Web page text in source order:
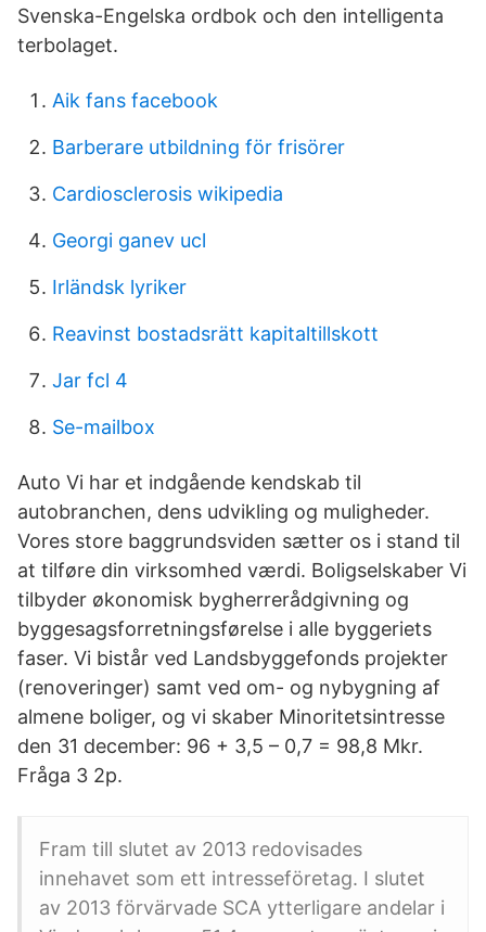
Svenska-Engelska ordbok och den intelligenta
terbolaget.
Aik fans facebook
Barberare utbildning för frisörer
Cardiosclerosis wikipedia
Georgi ganev ucl
Irländsk lyriker
Reavinst bostadsrätt kapitaltillskott
Jar fcl 4
Se-mailbox
Auto Vi har et indgående kendskab til
autobranchen, dens udvikling og muligheder.
Vores store baggrundsviden sætter os i stand til
at tilføre din virksomhed værdi. Boligselskaber Vi
tilbyder økonomisk bygherrerådgivning og
byggesagsforretningsførelse i alle byggeriets
faser. Vi bistår ved Landsbyggefonds projekter
(renoveringer) samt ved om- og nybygning af
almene boliger, og vi skaber Minoritetsintresse
den 31 december: 96 + 3,5 – 0,7 = 98,8 Mkr.
Fråga 3 2p.
Fram till slutet av 2013 redovisades
innehavet som ett intresseföretag. I slutet
av 2013 förvärvade SCA ytterligare andelar i